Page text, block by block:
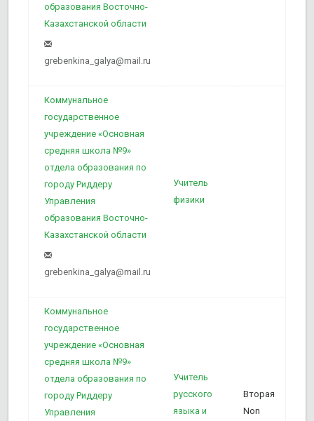
образования Восточно-
Казахстанской области
grebenkina_galya@mail.ru
Коммунальное
государственное
учреждение «Основная
средняя школа №9»
отдела образования по
городу Риддеру
Управления
образования Восточно-
Казахстанской области
grebenkina_galya@mail.ru
Учитель
физики
Коммунальное
государственное
учреждение «Основная
средняя школа №9»
отдела образования по
городу Риддеру
Управления
Учитель
русского
языка и
Вторая
Non